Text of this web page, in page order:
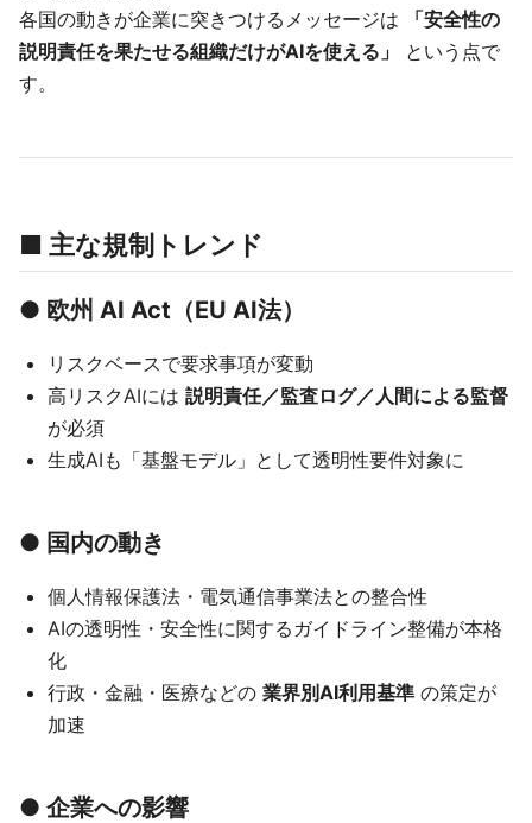
各国の動きが企業に突きつけるメッセージは
「安全性の
説明責任を果たせる組織だけがAIを使える」
という点で
す。
■ 主な規制トレンド
● 欧州 AI Act（EU AI法）
リスクベースで要求事項が変動
高リスクAIには 説明責任／監査ログ／人間による監督
が必須
生成AIも「基盤モデル」として透明性要件対象に
● 国内の動き
個人情報保護法・電気通信事業法との整合性
AIの透明性・安全性に関するガイドライン整備が本格
化
行政・金融・医療などの 業界別AI利用基準 の策定が
加速
● 企業への影響